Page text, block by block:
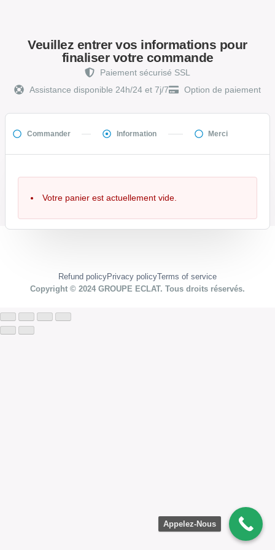
Veuillez entrer vos informations pour
finaliser votre commande
Paiement sécurisé SSL
Assistance disponible 24h/24 et 7j/7
Option de paiement
Commander Information Merci
Votre panier est actuellement vide.
Refund policyPrivacy policyTerms of service
Copyright © 2024 GROUPE ECLAT. Tous droits réservés.
Appelez-Nous